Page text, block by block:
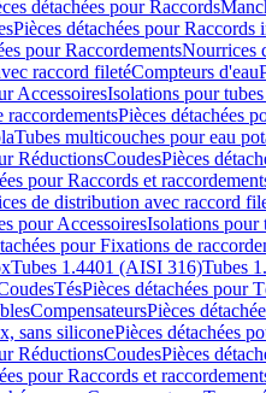
détachées pour Raccords
Pièces détachées pour Raccords
pour RaccordementsNourrices
raccord filetéCompteurs d'eau
AccessoiresIsolations pour
raccordementsPièces détachées
Tubes multicouches pour eau
RéductionsCoudesPièces
pour Raccords et
de distribution avec raccord
pour AccessoiresIsolations pour
pour Fixations de
Tubes 1.4401 (AISI 316)Tubes
TésPièces détachées pour
CompensateursPièces
sans siliconePièces détachées
RéductionsCoudesPièces
pour Raccords et